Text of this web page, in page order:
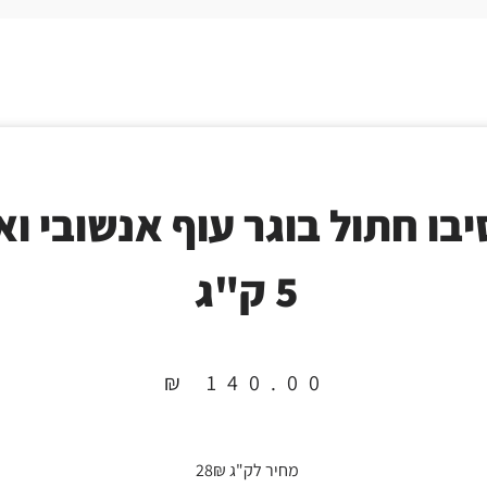
חתול בוגר עוף אנשובי
5 ק"ג
₪ 140.00
מחיר לק"ג 28₪